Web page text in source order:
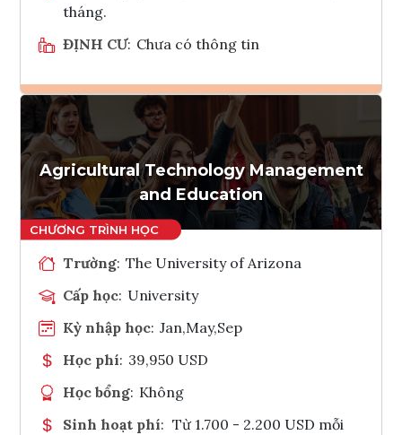
tháng.
ĐỊNH CƯ: Chưa có thông tin
Ghi danh
Tham vấn Interlink
Agricultural Technology Management
and Education
Trường: The University of Arizona
Cấp học: University
Kỳ nhập học: Jan,May,Sep
Học phí: 39,950 USD
Học bổng: Không
Sinh hoạt phí: Từ 1.700 - 2.200 USD mỗi